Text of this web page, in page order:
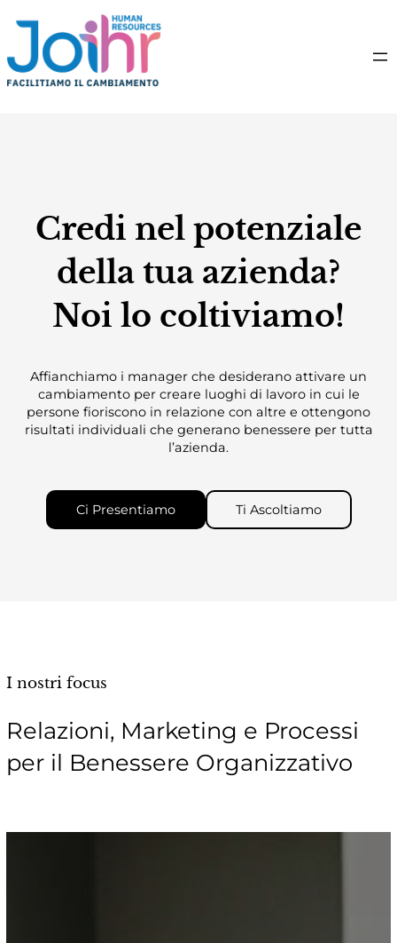
Credi nel potenziale
della tua azienda?
Noi lo coltiviamo!
Affianchiamo i manager che desiderano attivare un
cambiamento per creare luoghi di lavoro in cui le
persone fioriscono in relazione con altre e ottengono
risultati individuali che generano benessere per tutta
l’azienda.
Ci Presentiamo Ti Ascoltiamo
I nostri focus
Relazioni, Marketing e Processi
per il Benessere Organizzativo